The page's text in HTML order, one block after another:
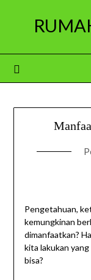
Pengetahuan,
kemungkinan
dimanfaatkan?
kita lakukan
bisa?